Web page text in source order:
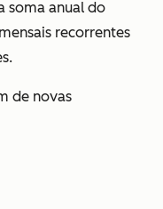
soma anual do
recorrentes
de novas